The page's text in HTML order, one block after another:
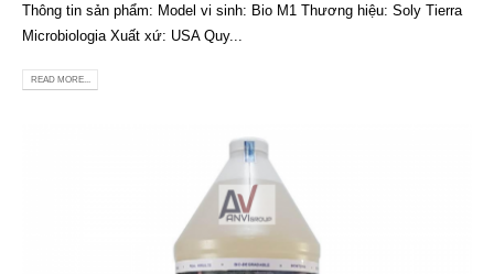
Thông tin sản phẩm: Model vi sinh: Bio M1 Thương hiệu: Soly Tierra
Microbiologia Xuất xứ: USA Quy...
READ MORE...